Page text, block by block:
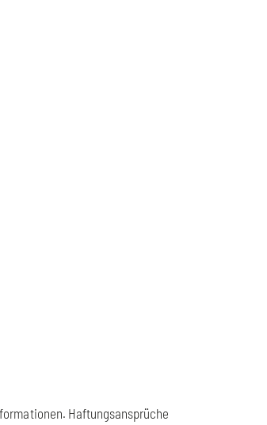
Haftungsansprüche